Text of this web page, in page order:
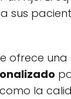
sus
ofrece
la